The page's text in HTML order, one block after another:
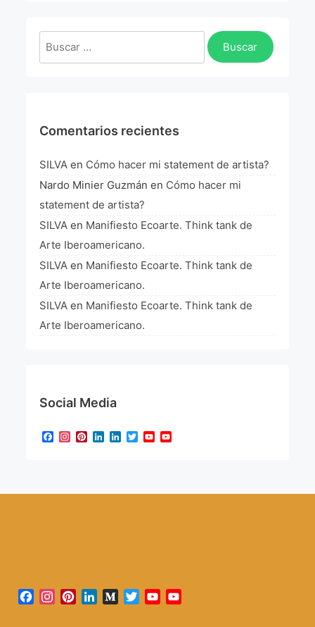
Manifiesto Ecoarte
Buscar:
Comentarios recientes
SILVA en Cómo hacer mi statement de artista?
Nardo Minier Guzmán en Cómo hacer mi
statement de artista?
SILVA en Manifiesto Ecoarte. Think tank de
Arte Iberoamericano.
SILVA en Manifiesto Ecoarte. Think tank de
Arte Iberoamericano.
SILVA en Manifiesto Ecoarte. Think tank de
Arte Iberoamericano.
Social Media
Facebook
Instagram
Pinterest
LinkedIn
LinkedIn
TwitterYouTube
Facebook
Instagram
PinterestLinkedInMediumTwitterYouTube